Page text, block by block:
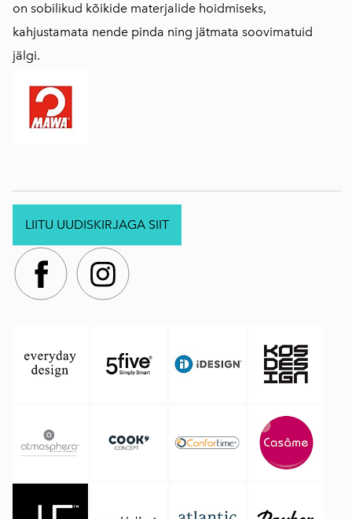
on sobilikud kõikide materjalide hoidmiseks,
kahjustamata nende pinda ning jätmata soovimatuid
jälgi.
LIITU UUDISKIRJAGA SIIT